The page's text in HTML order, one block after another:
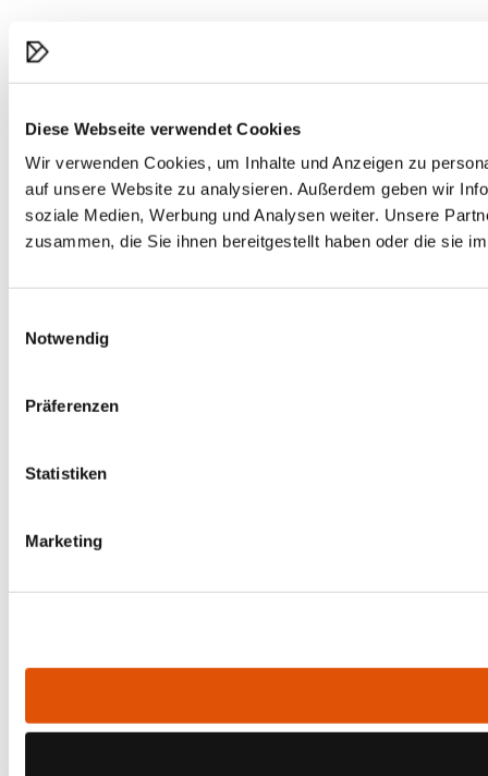
Diese Webseite verwendet Cookies
Wir verwenden Cookies, um Inhalte und Anzeigen zu
auf unsere Website zu analysieren. Außerdem geben wir
soziale Medien, Werbung und Analysen weiter. Unsere
zusammen, die Sie ihnen bereitgestellt haben oder die sie
Notwendig
Präferenzen
Statistiken
Marketing